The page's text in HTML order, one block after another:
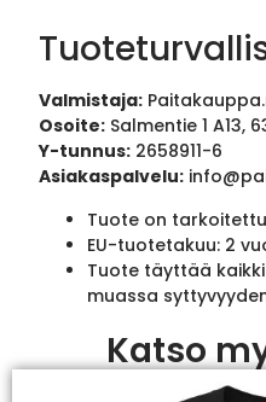
Valmistaja:
Osoite: Salmentie 1 A13,
Y-tunnus: 2658911-6
Asiakaspalvelu:
Tuote on
EU-tuotetakuu: 2
Tuote täyttää
muassa
Katso